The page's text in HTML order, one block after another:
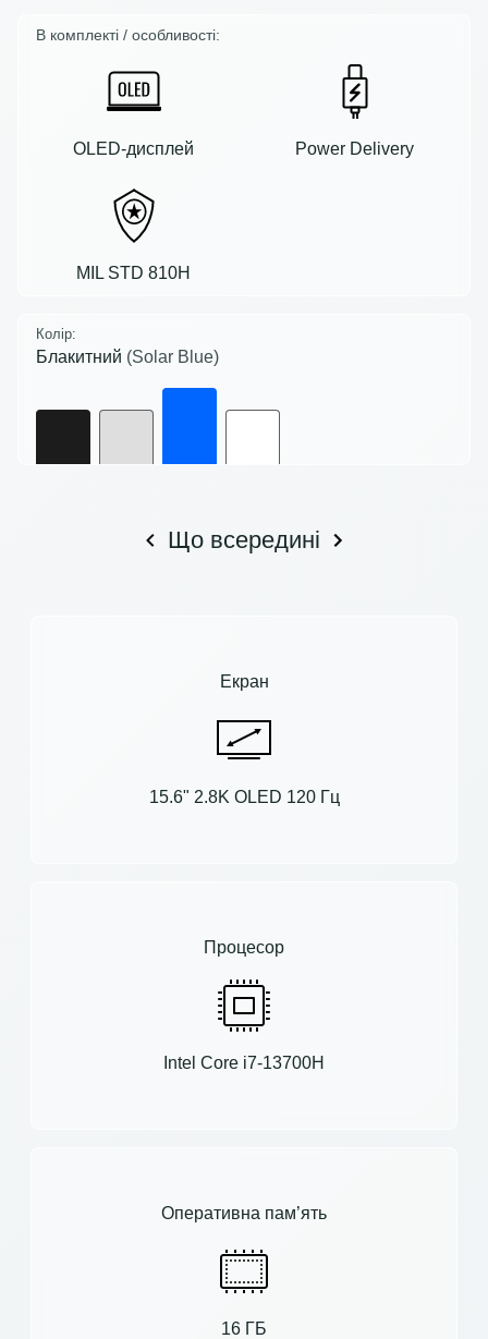
В комплекті / особливості:
OLED-дисплей Power Delivery
MIL STD 810H
Колір:
Блакитний (Solar Blue)
Що всередині
Екран
15.6" 2.8K OLED 120 Гц
Процесор
Intel Core i7-13700H
Оперативна пам’ять
16 ГБ